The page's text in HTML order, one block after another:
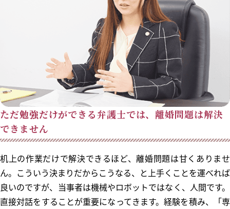
ただ勉強だけができる弁護士では、離婚問題は解決
できません
机上の作業だけで解決できるほど、離婚問題は甘くありませ
ん。こういう決まりだからこうなる、と上手くことを運べれば
良いのですが、当事者は機械やロボットではなく、人間です。
直接対話をすることが重要になってきます。経験を積み、「専